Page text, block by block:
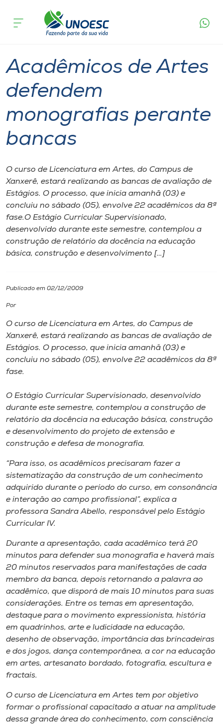
Cursos
Pesquisa
Atendimento ao Estudante
Portal de Ensino
A
Unoesc
Internacionalização
I.nova
Cultura
CPA
Biblioteca
Editora
Rádio
Unoesc
Store
Selecione
A+
A-
acontece
Acadêmicos de Artes
defendem
monografias perante
bancas
O curso de Licenciatura em Artes, do Campus de
Xanxerê, estará realizando as bancas de avaliação de
Estágios. O processo, que inicia amanhã (03) e
concluiu no sábado (05), envolve 22 acadêmicos da 8ª
fase.O Estágio Curricular Supervisionado,
desenvolvido durante este semestre, contemplou a
construção de relatório da docência na educação
básica, construção e desenvolvimento […]
Publicado em 02/12/2009
Por
O curso de Licenciatura em Artes, do Campus de
Xanxerê, estará realizando as bancas de avaliação de
Estágios. O processo, que inicia amanhã (03) e
concluiu no sábado (05), envolve 22 acadêmicos da 8ª
fase.
O Estágio Curricular Supervisionado, desenvolvido
durante este semestre, contemplou a construção de
relatório da docência na educação básica, construção
e desenvolvimento do projeto de extensão e
construção e defesa de monografia.
“Para isso, os acadêmicos precisaram fazer a
sistematização da construção de um conhecimento
adquirido durante o período do curso, em consonância
e interação ao campo profissional”, explica a
professora Sandra Abello, responsável pelo Estágio
Curricular IV.
Durante a apresentação, cada acadêmico terá 20
minutos para defender sua monografia e haverá mais
20 minutos reservados para manifestações de cada
membro da banca, depois retornando a palavra ao
acadêmico, que disporá de mais 10 minutos para suas
considerações. Entre os temas em apresentação,
destaque para o movimento expressionista, história
em quadrinhos, arte e ludicidade na educação,
desenho de observação, importância das brincadeiras
e dos jogos, dança contemporânea, a cor na educação
em artes, artesanato bordado, fotografia, escultura e
fractais.
O curso de Licenciatura em Artes tem por objetivo
formar o profissional capacitado a atuar na amplitude
dessa grande área do conhecimento, com consciência